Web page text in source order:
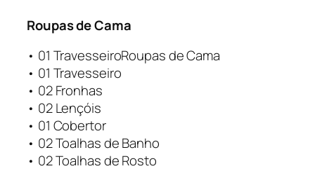
Roupas de Cama
• 01 TravesseiroRoupas de Cama
• 01 Travesseiro
• 02 Fronhas
• 02 Lençóis
• 01 Cobertor
• 02 Toalhas de Banho
• 02 Toalhas de Rosto